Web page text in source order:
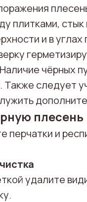
плитками,
и в
чёрных
Также следует
перчатки и
удалите